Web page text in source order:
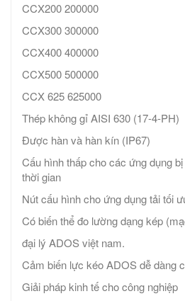
CCX200 200000
CCX300 300000
CCX400 400000
CCX500 500000
CCX 625 625000
Thép không gỉ AISI 630 (17-4-PH)
Được hàn và hàn kín (IP67)
Cấu hình thấp cho các ứng dụng
thời gian
Nút cấu hình cho ứng dụng tải tối
Có biến thể đo lường dạng kép
đại lý ADOS việt nam.
Cảm biến lực kéo ADOS dễ dàng
Giải pháp kinh tế cho công nghiệp